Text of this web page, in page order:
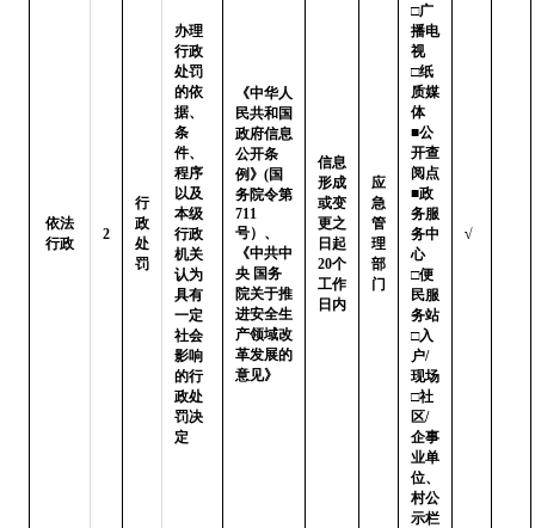
依法
行政
2
行
政
处
罚
办理
行政
处罚
的依
据、
条
件、
程序
以及
本级
行政
机关
认为
具有
一定
社会
影响
的行
政处
罚决
定
《中华人
民共和国
政府信息
公开条
例》(国
务院令第
711
号）、
《中共中
央 国务
院关于推
进安全生
产领域改
革发展的
意见》
信息
形成
或变
更之
日起
20个
工作
日内
应
急
管
理
部
门
□广
播电
视
□纸
质媒
体
■公
开查
阅点
■政
务服
务中
心
□便
民服
务站
□入
户/
现场
□社
区/
企事
业单
位、
村公
示栏
√